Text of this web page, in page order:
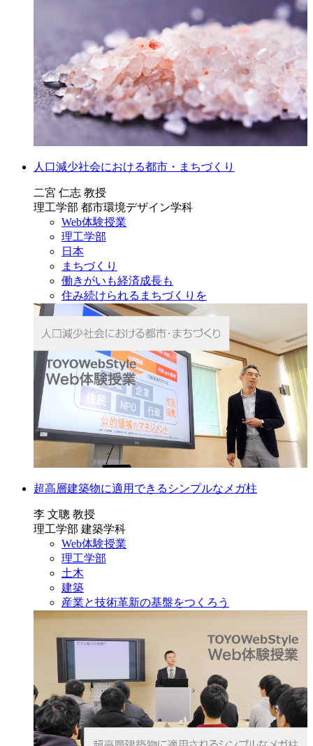
人口減少社会における都市・まちづくり
二宮 仁志 教授
理工学部 都市環境デザイン学科
Web体験授業
理工学部
日本
まちづくり
働きがいも経済成長も
住み続けられるまちづくりを
超高層建築物に適用できるシンプルなメガ柱
李 文聰 教授
理工学部 建築学科
Web体験授業
理工学部
土木
建築
産業と技術革新の基盤をつくろう